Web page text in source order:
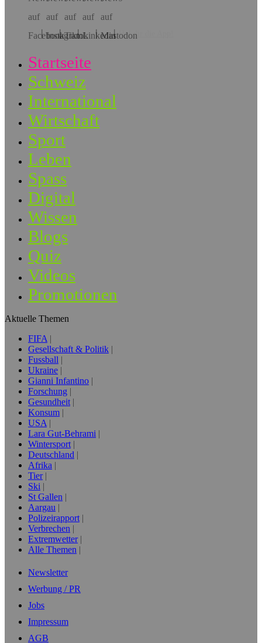
Hol dir die App!
Startseite
Schweiz
International
Wirtschaft
Sport
Leben
Spass
Digital
Wissen
Blogs
Quiz
Videos
Promotionen
Aktuelle Themen
FIFA
Gesellschaft & Politik
Fussball
Ukraine
Gianni Infantino
Forschung
Gesundheit
Konsum
USA
Lara Gut-Behrami
Wintersport
Deutschland
Afrika
Tier
Ski
St Gallen
Aargau
Polizeirapport
Verbrechen
Extremwetter
Alle Themen
Newsletter
Werbung / PR
Jobs
Impressum
AGB